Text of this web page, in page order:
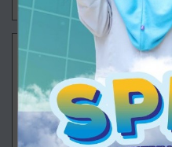
Lowongan Kerja BKK
Bergabunglah bersama
Ajibarang. Ig
02/08/2024 09:31 - Oleh